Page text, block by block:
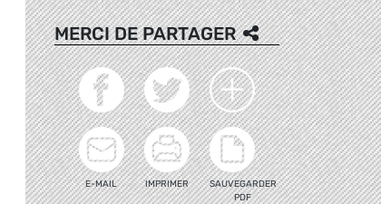
MERCI DE PARTAGER
E-MAIL IMPRIMER
SAUVEGARDER
PDF